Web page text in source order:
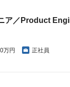
ア／Product
万円 正社員